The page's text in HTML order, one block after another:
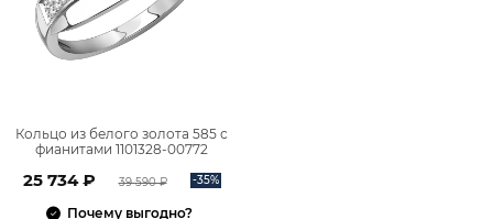
Кольцо из белого золота 585 с
фианитами 1101328-00772
25 734 ₽ 39 590 ₽ -35%
Почему выгодно?